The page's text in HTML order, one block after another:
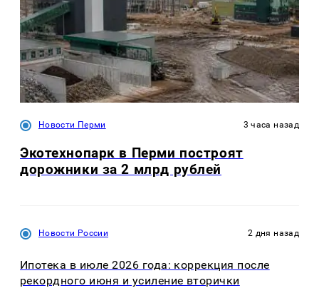
Новости Перми 3 часа назад
Экотехнопарк в Перми построят
дорожники за 2 млрд рублей
Новости России 2 дня назад
Ипотека в июле 2026 года: коррекция после
рекордного июня и усиление вторички